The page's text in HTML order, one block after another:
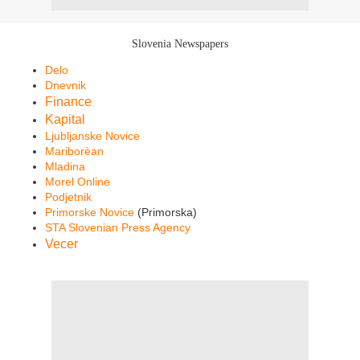
Slovenia Newspapers
Delo
Dnevnik
Finance
Kapital
Ljubljanske Novice
Mariborèan
Mladina
Morel Online
Podjetnik
Primorske Novice (Primorska)
STA Slovenian Press Agency
Vecer